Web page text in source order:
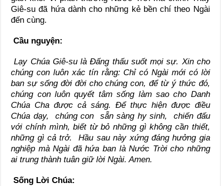
Giê-su đã hứa dành cho những kẻ bền chí theo Ngài
đến cùng.
Cầu nguyện:
Lạy Chúa Giê-su là Đấng thấu suốt mọi sự. Xin cho
chúng con luôn xác tín rằng: Chỉ có Ngài mới có lời
ban sự sống đời đời cho chúng con, để từ ý thức đó,
chúng con luôn quyết tâm sống làm sao cho Danh
Chúa Cha được cả sáng. Để thực hiện được điều
Chúa dạy, chúng con sẵn sàng hy sinh, chiến đấu
với chính mình, biết từ bỏ những gì không cần thiết,
những gì cả trở. Hầu sau này xứng đáng hưởng gia
nghiệp mà Ngài đã hứa ban là Nước Trời cho những
ai trung thành tuân giữ lời Ngài. Amen.
Sống Lời Chúa: